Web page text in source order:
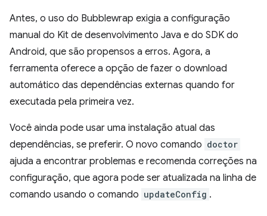
Antes, o uso do Bubblewrap exigia a configuração
manual do Kit de desenvolvimento Java e do SDK do
Android, que são propensos a erros. Agora, a
ferramenta oferece a opção de fazer o download
automático das dependências externas quando for
executada pela primeira vez.
Você ainda pode usar uma instalação atual das
dependências, se preferir. O novo comando doctor
ajuda a encontrar problemas e recomenda correções na
configuração, que agora pode ser atualizada na linha de
comando usando o comando updateConfig .